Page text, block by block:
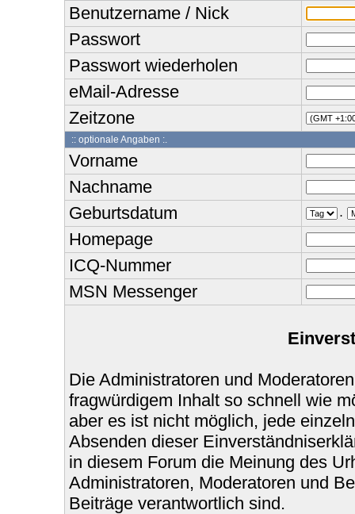
Benutzername / Nick
Passwort
Passwort wiederholen
eMail-Adresse
Zeitzone
:: optionale Angaben :.
Vorname
Nachname
Geburtsdatum
.
Homepage
ICQ-Nummer
MSN Messenger
Die Administratoren und
fragwürdigem Inhalt so schnell wie
aber es ist nicht möglich, jede
Absenden dieser
in diesem Forum die Meinung des
Administratoren, Moderatoren und
Beiträge verantwortlich sind.